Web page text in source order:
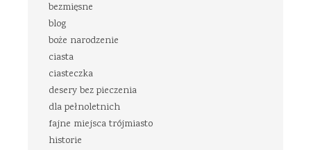
bezmięsne
blog
boże narodzenie
ciasta
ciasteczka
desery bez pieczenia
dla pełnoletnich
fajne miejsca trójmiasto
historie